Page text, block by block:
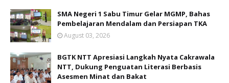
SMA Negeri 1 Sabu Timur Gelar MGMP, Bahas
Pembelajaran Mendalam dan Persiapan TKA
August 03, 2026
BGTK NTT Apresiasi Langkah Nyata Cakrawala
NTT, Dukung Penguatan Literasi Berbasis
Asesmen Minat dan Bakat